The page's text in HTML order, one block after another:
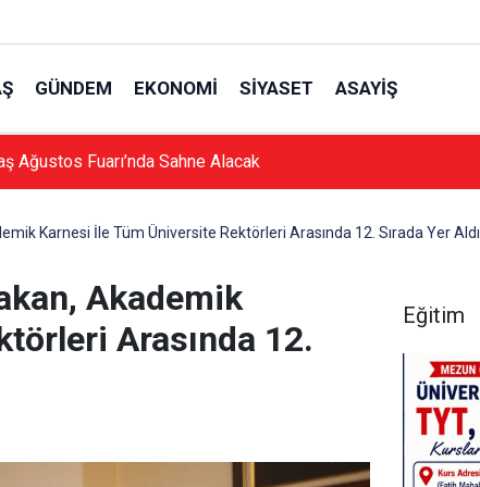
GÜNDEM EKONOMI SIYASET ASAYIŞ
Ağustos Fuarı’nda Sahne Alacak
Karnesi İle Tüm Üniversite Rektörleri Arasında 12. Sırada Yer Aldı
Akademik
Arasında 12.
Eğitim